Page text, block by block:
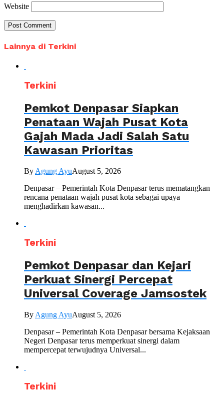
Website
Lainnya di Terkini
Terkini
Pemkot Denpasar Siapkan
Penataan Wajah Pusat Kota
Gajah Mada Jadi Salah Satu
Kawasan Prioritas
ByAgung AyuAugust 5, 2026
Denpasar – Pemerintah Kota Denpasar terus mematangkan
rencana penataan wajah pusat kota sebagai upaya
menghadirkan kawasan...
Terkini
Pemkot Denpasar dan Kejari
Perkuat Sinergi Percepat
Universal Coverage Jamsostek
By Agung AyuAugust 5, 2026
Denpasar – Pemerintah Kota Denpasar bersama Kejaksaan
Negeri Denpasar terus memperkuat sinergi dalam
mempercepat terwujudnya Universal...
Terkini